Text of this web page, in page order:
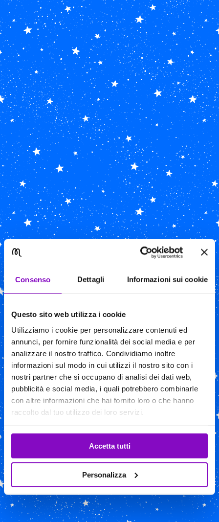
Consenso Dettagli Informazioni sui cookie
Questo sito web utilizza i cookie
Utilizziamo i cookie per personalizzare contenuti ed
annunci, per fornire funzionalità dei social media e per
analizzare il nostro traffico. Condividiamo inoltre
informazioni sul modo in cui utilizzi il nostro sito con i
nostri partner che si occupano di analisi dei dati web,
pubblicità e social media, i quali potrebbero combinarle
con altre informazioni che hai fornito loro o che hanno
raccolto dal tuo utilizzo dei loro servizi.
Accetta tutti
Personalizza